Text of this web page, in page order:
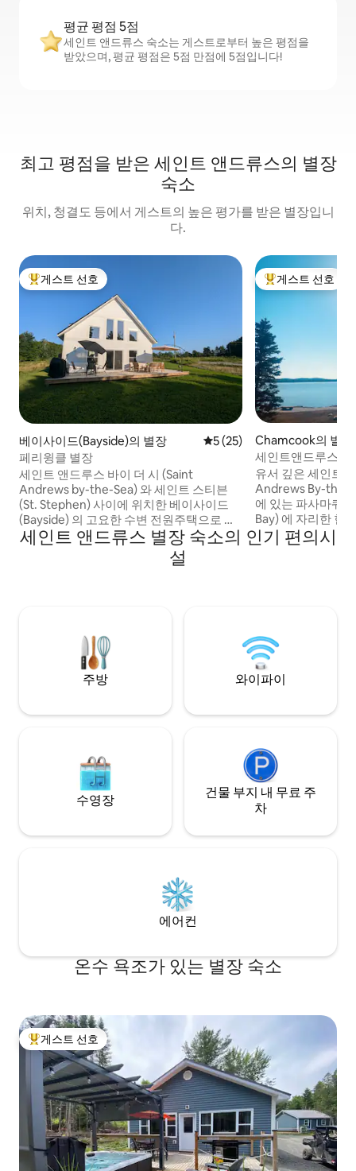
평균 평점 5점
세인트 앤드류스 숙소는 게스트로부터 높은 평점을
받았으며, 평균 평점은 5점 만점에 5점입니다!
최고 평점을 받은 세인트 앤드류스의 별장
숙소
위치, 청결도 등에서 게스트의 높은 평가를 받은 별장입니
다.
상위 게스트 선호
게스트 선호
베이사이드(Bayside)의 별장 평점 5점(5점 만점), 후기 25
5 (25)
페리윙클 별장
세인트 앤드루스 바이 더 시 (Saint
Andrews by-the-Sea) 와 세인트 스티븐
(St. Stephen) 사이에 위치한 베이사이드
(Bayside) 의 고요한 수변 전원주택으로 떠
나보세요. 멋진 전망, 전용 선착장, 조수 바
다로 바로 연결되는 해안선을 즐겨보세요.
자연 애호가와 평화를 원하는 사람들에게
후 캠프파이어 옆에서 아늑한 휴식을 취해
보세요. 편안함과 자연의 아름다움의 완벽
한 조화를 경험하세요.
상위 게스트 선호
게스트 선호
Chamcook의 별장
세인트앤드루스
유서 깊은 세인트
Andrews By-the-
에 있는 파사마쿼
Bay) 에 자리한 현
인 솔티 메이든
취해보세요. 최고
솔티 메이든이 기
세인트 앤드류스 별장 숙소의 인기 편의시
설
주방 와이파이
수영장
건물 부지 내 무료 주
차
에어컨
온수 욕조가 있는 별장 숙소
상위 게스트 선호
게스트 선호